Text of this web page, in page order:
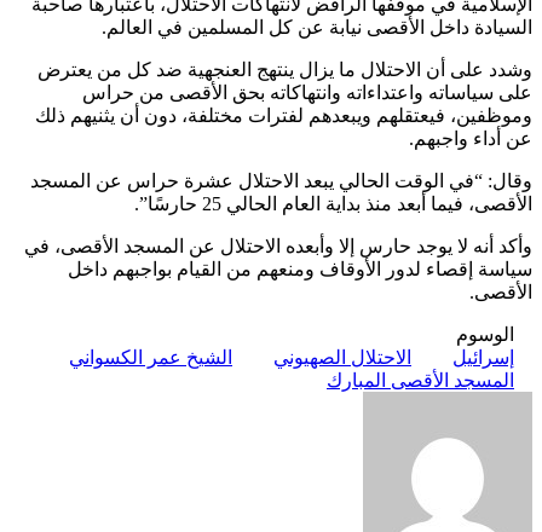
السيادة داخل الأقصى نيابة عن كل المسلمين في العالم.
وشدد على أن الاحتلال ما يزال ينتهج العنجهية ضد كل من يعترض
على سياساته واعتداءاته وانتهاكاته بحق الأقصى من حراس
وموظفين، فيعتقلهم ويبعدهم لفترات مختلفة، دون أن يثنيهم ذلك
عن أداء واجبهم.
وقال: “في الوقت الحالي يبعد الاحتلال عشرة حراس عن المسجد
الأقصى، فيما أبعد منذ بداية العام الحالي 25 حارسًا”.
وأكد أنه لا يوجد حارس إلا وأبعده الاحتلال عن المسجد الأقصى، في
سياسة إقصاء لدور الأوقاف ومنعهم من القيام بواجبهم داخل
الأقصى.
الوسوم
إسرائيل
الاحتلال الصهيوني
الشيخ عمر الكسواني
المسجد الأقصى المبارك